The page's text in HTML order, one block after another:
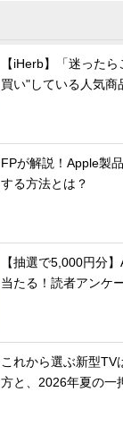
【iHerb】「迷った
買い"している人気商
FPが解説！Apple製
する方法とは？
【抽選で5,000円分
当たる！読者アンケ
これから選ぶ新型TV
方と、2026年夏の一